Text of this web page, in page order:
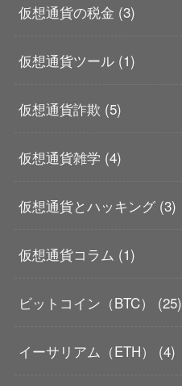
仮想通貨の税金 (3)
仮想通貨ツール (1)
仮想通貨詐欺 (5)
仮想通貨雑学 (4)
仮想通貨とハッキング (3)
仮想通貨コラム (1)
ビットコイン（BTC） (25)
イーサリアム（ETH） (4)